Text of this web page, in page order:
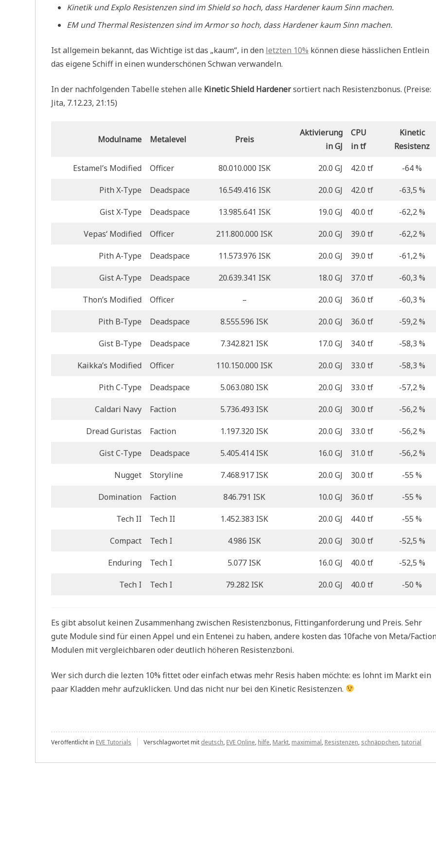
Kinetik und Explo Resistenzen sind im Shield so hoch, dass Hardener kaum Sinn machen.
EM und Thermal Resistenzen sind im Armor so hoch, dass Hardener kaum Sinn machen.
Ist allgemein bekannt, das Wichtige ist das „kaum“, in den letzten 10% können diese hässlichen Entlein
das eigene Schiff in einen wunderschönen Schwan verwandeln.
In der nachfolgenden Tabelle stehen alle Kinetic Shield Hardenersortiert nach Resistenzbonus. (Preise:
Jita, 7.12.23, 21:15)
Modulname Metalevel Preis
Aktivierung
in GJ
CPU
in tf
Kinetic
Resistenz
Estamel’s Modified Officer 80.010.000 ISK 20.0 GJ 42.0 tf -64 %
Pith X-Type Deadspace 16.549.416 ISK 20.0 GJ 42.0 tf -63,5 %
Gist X-Type Deadspace 13.985.641 ISK 19.0 GJ 40.0 tf -62,2 %
Vepas‘ Modified Officer 211.800.000 ISK 20.0 GJ 39.0 tf -62,2 %
Pith A-Type Deadspace 11.573.976 ISK 20.0 GJ 39.0 tf -61,2 %
Gist A-Type Deadspace 20.639.341 ISK 18.0 GJ 37.0 tf -60,3 %
Thon’s Modified Officer – 20.0 GJ 36.0 tf -60,3 %
Pith B-Type Deadspace 8.555.596 ISK 20.0 GJ 36.0 tf -59,2 %
Gist B-Type Deadspace 7.342.821 ISK 17.0 GJ 34.0 tf -58,3 %
Kaikka’s Modified Officer 110.150.000 ISK 20.0 GJ 33.0 tf -58,3 %
Pith C-Type Deadspace 5.063.080 ISK 20.0 GJ 33.0 tf -57,2 %
Caldari Navy Faction 5.736.493 ISK 20.0 GJ 30.0 tf -56,2 %
Dread Guristas Faction 1.197.320 ISK 20.0 GJ 33.0 tf -56,2 %
Gist C-Type Deadspace 5.405.414 ISK 16.0 GJ 31.0 tf -56,2 %
Nugget Storyline 7.468.917 ISK 20.0 GJ 30.0 tf -55 %
Domination Faction 846.791 ISK 10.0 GJ 36.0 tf -55 %
Tech II Tech II 1.452.383 ISK 20.0 GJ 44.0 tf -55 %
Compact Tech I 4.986 ISK 20.0 GJ 30.0 tf -52,5 %
Enduring Tech I 5.077 ISK 16.0 GJ 40.0 tf -52,5 %
Tech I Tech I 79.282 ISK 20.0 GJ 40.0 tf -50 %
Es gibt absolut keinen Zusammenhang zwischen Resistenzbonus, Fittinganforderung und Preis. Sehr
gute Module sind für einen Appel und ein Entenei zu haben, andere kosten das 10fache von Meta/
Modulen mit vergleichbaren oder deutlich höheren Resistenzboni.
Wer sich durch die lezten 10% fittet oder einfach etwas mehr Resis haben möchte: es lohnt im Markt ein
paar Kladden mehr aufzuklicken. Und das nicht nur bei den Kinetic Resistenzen.
Veröffentlicht in EVE Tutorials Verschlagwortet mit deutsch, EVE Online, hilfe, Markt, maximimal, Resistenzen, schnäppchen,tutorial